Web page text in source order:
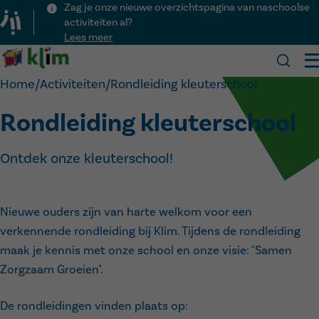
Klim
Zag je onze nieuwe overzichtspagina van naschoolse
activiteiten al?
Lees meer
Onze school
Visie
Voor het eerst naar school
Ouderraad
Inschrijven
Menu
Veelgestelde vragen
Downloads
Naschoolse activiteiten
Kalender
Lesvrije dagen
Contact
Home/Activiteiten/Rondleiding kleuterschool
Rondleiding kleuterschool
Ontdek onze kleuterschool!
Nieuwe ouders zijn van harte welkom voor een
verkennende rondleiding bij Klim. Tijdens de rondleiding
maak je kennis met onze school en onze visie: "Samen
Zorgzaam Groeien".
De rondleidingen vinden plaats op: